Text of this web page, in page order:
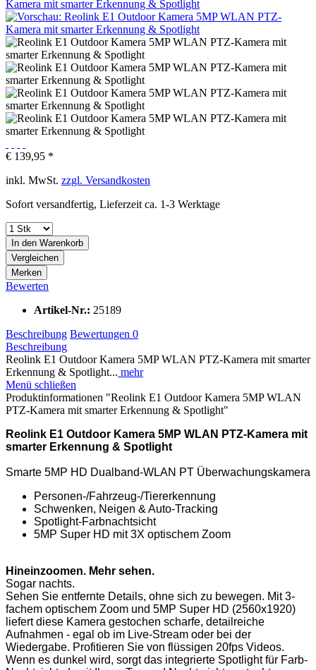
€ 139,95 *
inkl. MwSt. zzgl. Versandkosten
Sofort versandfertig, Lieferzeit ca. 1-3 Werktage
In den Warenkorb
Vergleichen
Merken
Bewerten
Artikel-Nr.: 25189
Beschreibung Bewertungen 0
Beschreibung
Reolink E1 Outdoor Kamera 5MP WLAN PTZ-Kamera mit smarter
Erkennung & Spotlight... mehr
Menü schließen
Produktinformationen "Reolink E1 Outdoor Kamera 5MP WLAN
PTZ-Kamera mit smarter Erkennung & Spotlight"
Reolink E1 Outdoor Kamera 5MP WLAN PTZ-Kamera mit
smarter Erkennung & Spotlight
Smarte 5MP HD Dualband-WLAN PT Überwachungskamera
Personen-/Fahrzeug-/Tiererkennung
Schwenken, Neigen & Auto-Tracking
Spotlight-Farbnachtsicht
5MP Super HD mit 3X optischem Zoom
Hineinzoomen. Mehr sehen.
Sogar nachts.
Sehen Sie entfernte Details, ohne sich zu bewegen. Mit 3-
fachem optischem Zoom und 5MP Super HD (2560x1920)
liefert diese Kamera gestochen scharfe, detailreiche
Aufnahmen - egal ob im Live-Stream oder bei der
Wiedergabe. Profitieren Sie von flüssigen 20fps Videos.
Wenn es dunkel wird, sorgt das integrierte Spotlight für Farb-